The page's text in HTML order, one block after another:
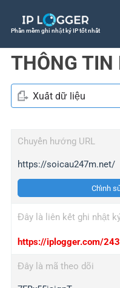
Phần mềm ghi nhật ký IP tốt nhất
THÔNG TIN
Xuất dữ liệu
Chuyển hướng URL
https://soicau247m.net/
Chỉnh
Đây là liên kết ghi nhật
https://iplogger.com/
Đây là mã theo dõi